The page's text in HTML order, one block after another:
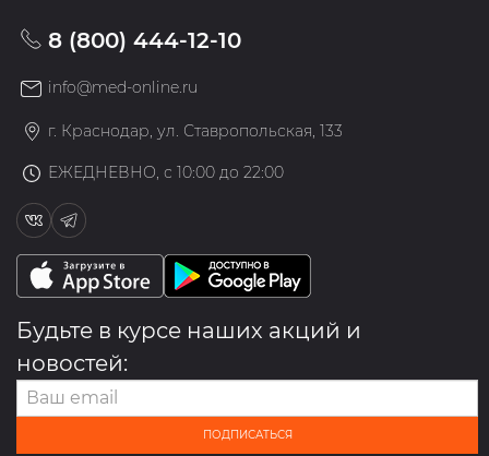
8 (800) 444-12-10
info@med-online.ru
г. Краснодар, ул. Ставропольская, 133
ЕЖЕДНЕВНО, с 10:00 до 22:00
Будьте в курсе наших акций и
новостей:
ПОДПИСАТЬСЯ